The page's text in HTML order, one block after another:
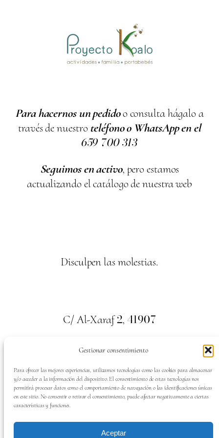
Gestionar consentimiento
Para ofrecer las mejores experiencias, utilizamos tecnologías como las cookies para almacenar
y/o acceder a la información del dispositivo. El consentimiento de estas tecnologías nos
permitirá procesar datos como el comportamiento de navegación o las identificaciones únicas
en este sitio. No consentir o retirar el consentimiento, puede afectar negativamente a ciertas
características y funciones.
Aceptar
Para hacernos un pedidoo consulta hágalo a
través de nuestro teléfono o WhatsApp en el
659 700313
Seguimos en activo, pero estamos
actualizando el catálogo de nuestra web
Disculpen las molestias.
C/ Al-Xaraf2, 41907
Valencina de la Concepción. Sevilla
Tel:659700313
SÍGUENOS EN: